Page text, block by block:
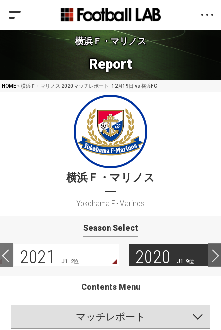
横浜Ｆ・マリノス
Report
HOME» 横浜Ｆ・マリノス 2020 マッチレポート | 12月19日 vs 横浜FC
横浜Ｆ・マリノス
Yokohama F･Marinos
Season Select
2021 J1. 2位 2020 J1. 9位
Contents Menu
マッチレポート